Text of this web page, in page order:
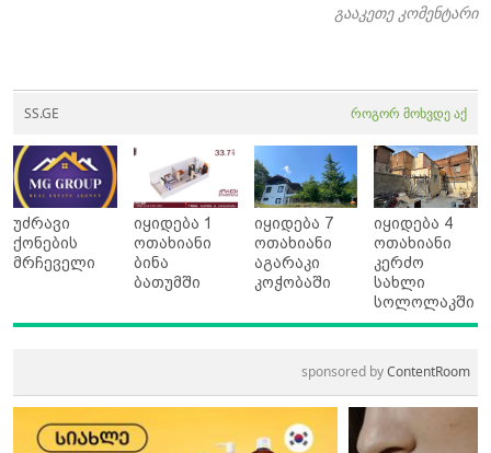
გააკეთე კომენტარი
SS.GE როგორ მოხვდე აქ
უძრავი
ქონების
მრჩეველი
იყიდება 1
ოთახიანი
ბინა
ბათუმში
იყიდება 7
ოთახიანი
აგარაკი
კოჭობაში
იყიდება 4
ოთახიანი
კერძო
სახლი
სოლოლაკში
sponsored byContentRoom